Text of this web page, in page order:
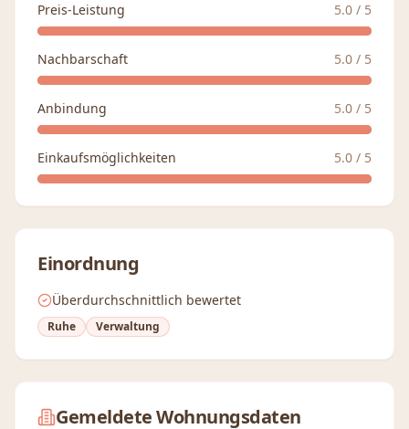
Preis-Leistung 5.0 / 5
Nachbarschaft 5.0 / 5
Anbindung 5.0 / 5
Einkaufsmöglichkeiten 5.0 / 5
Einordnung
Überdurchschnittlich bewertet
Ruhe Verwaltung
Gemeldete Wohnungsdaten